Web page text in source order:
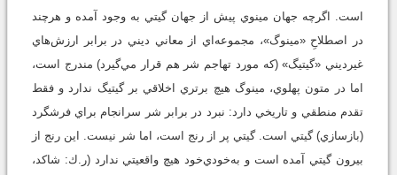
است. اگرچه جهان مينوي پيش از جهان گيتي به وجود آمده و هرچند
در اصطلاحِ «مينوگ»، مجموعه‌اي از معاني ديني در برابر ارزش‌هاي
غيرديني «گيتيگ» (که مورد تهاجم شر هم قرار مي‌گيرد) مندرج است،
اما در متون پهلوي، مينوگ هيچ برتري اخلاقي بر گيتيگ ندارد و فقط
تقدم منطقي و تاريخي دارد: نبرد در برابر شر سرانجام براي فرشگرد
(بازسازي) گيتي است. گيتي پر از رنج است، اما شر نيست. اين رنج از
بيرون گيتي آمده است و به‌خودي‌خود هيچ واقعيتي ندارد (ر.ك: شاکد،